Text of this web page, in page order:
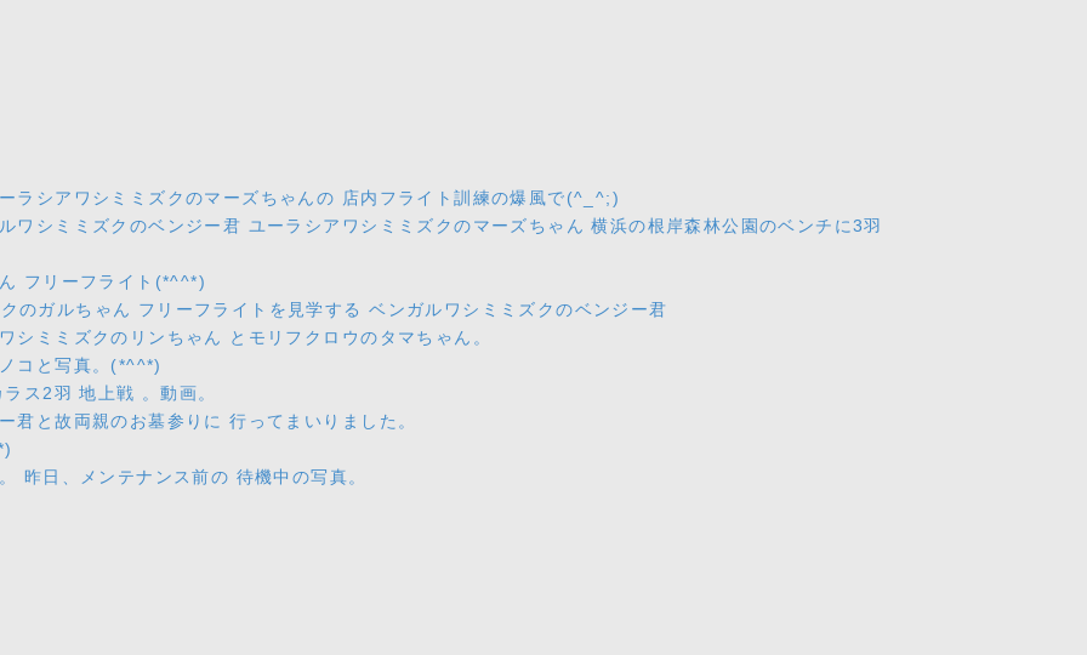
ラシアワシミミズクのマーズちゃんの 店内フライト訓練の爆風で(^_^;)
ワシミミズクのベンジー君 ユーラシアワシミミズクのマーズちゃん 横浜の根岸森林公園のベンチに3羽
フリーフライト(*^^*)
のガルちゃん フリーフライトを見学する ベンガルワシミミズクのベンジー君
シミミズクのリンちゃん とモリフクロウのタマちゃん。
コと写真。(*^^*)
ス2羽 地上戦 。動画。
君と故両親のお墓参りに 行ってまいりました。
昨日、メンテナンス前の 待機中の写真。